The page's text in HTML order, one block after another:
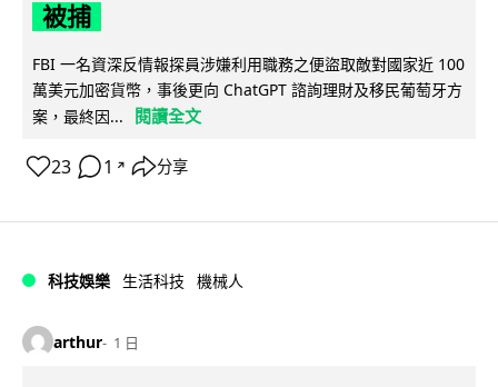
被捕
FBI 一名資深反情報探員涉嫌利用職務之便盜取敵對國家近 100
萬美元加密貨幣，事後更向 ChatGPT 諮詢理財及移民葡萄牙方
案，最終因...
閱讀全文
23 1 ↗ 分享
科技娛樂 生活科技 機械人
arthur 1 日